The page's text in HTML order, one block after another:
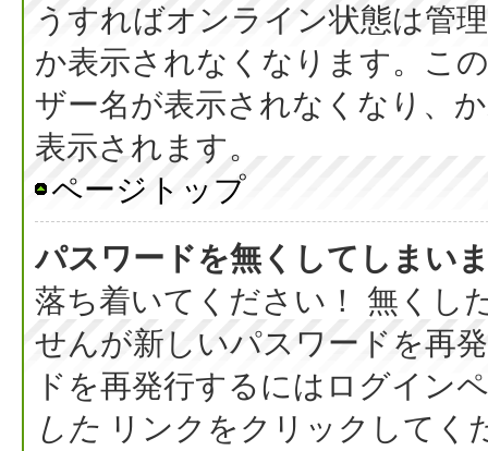
うすればオンライン状態は管
か表示されなくなります。こ
ザー名が表示されなくなり、
表示されます。
ページトップ
パスワードを無くしてしまい
落ち着いてください！ 無くし
せんが新しいパスワードを再
ドを再発行するにはログイン
した リンクをクリックしてく